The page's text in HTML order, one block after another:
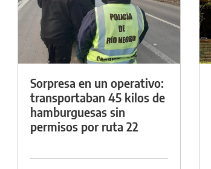
Sorpresa en un operativo:
transportaban 45 kilos de
hamburguesas sin
permisos por ruta 22